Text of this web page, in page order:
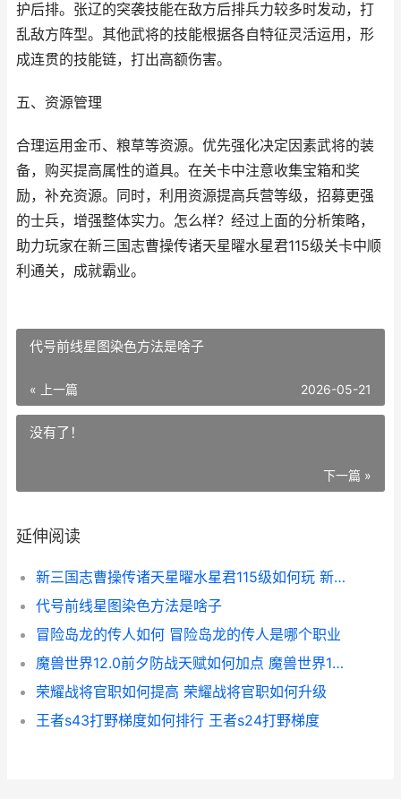
护后排。张辽的突袭技能在敌方后排兵力较多时发动，打
乱敌方阵型。其他武将的技能根据各自特征灵活运用，形
成连贯的技能链，打出高额伤害。
五、资源管理
合理运用金币、粮草等资源。优先强化决定因素武将的装
备，购买提高属性的道具。在关卡中注意收集宝箱和奖
励，补充资源。同时，利用资源提高兵营等级，招募更强
的士兵，增强整体实力。怎么样？经过上面的分析策略，
助力玩家在新三国志曹操传诸天星曜水星君115级关卡中顺
利通关，成就霸业。
代号前线星图染色方法是啥子
« 上一篇 2026-05-21
没有了！
下一篇 »
延伸阅读
新三国志曹操传诸天星曜水星君115级如何玩 新三国志曹操传武将搭配
代号前线星图染色方法是啥子
冒险岛龙的传人如何 冒险岛龙的传人是哪个职业
魔兽世界12.0前夕防战天赋如何加点 魔兽世界12.0前夕任务在哪接
荣耀战将官职如何提高 荣耀战将官职如何升级
王者s43打野梯度如何排行 王者s24打野梯度